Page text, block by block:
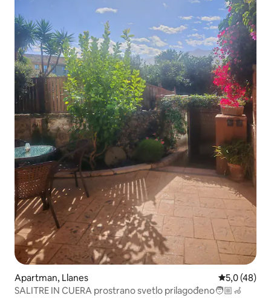
Apartman, Llanes Prosečna
5,0 (48)
SALITRE IN CUERA prostrano svetlo prilagođeno🧑🏼‍🦽